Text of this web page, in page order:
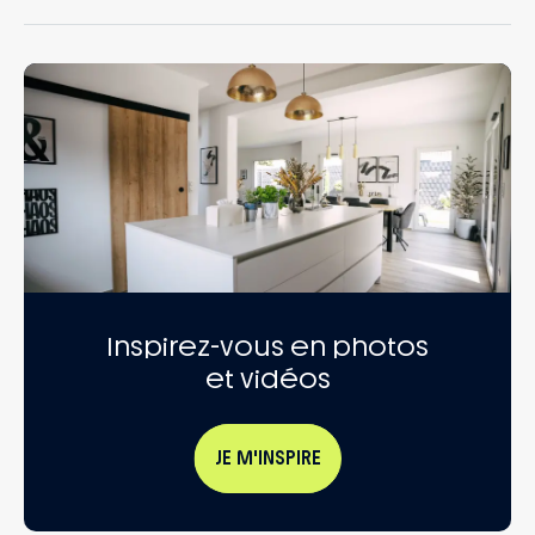
Inspirez-vous en photos
et vidéos
JE M'INSPIRE